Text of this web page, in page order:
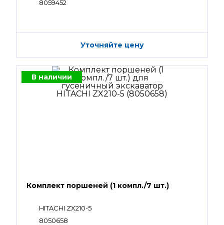
8059452
Уточняйте цену
В наличии
Комплект поршеней (1 компл./7 шт.)
HITACHI ZX210-5
8050658